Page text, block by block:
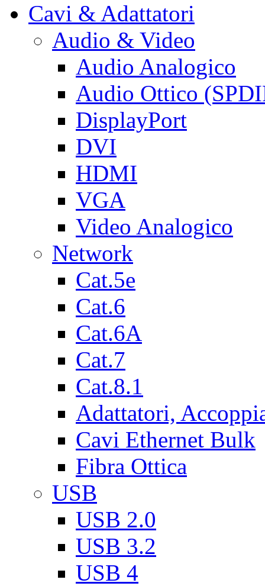
Cavi & Adattatori
Audio & Video
Audio Analogico
Audio Ottico
DisplayPort
DVI
HDMI
VGA
Video Analogico
Network
Cat.5e
Cat.6
Cat.6A
Cat.7
Cat.8.1
Adattatori,
Cavi Ethernet Bulk
Fibra Ottica
USB
USB 2.0
USB 3.2
USB 4